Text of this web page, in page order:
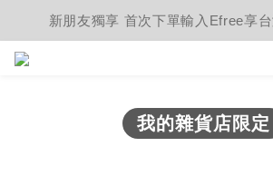
新朋友獨享 首次下單輸入Efree享台
我的雜貨店限定